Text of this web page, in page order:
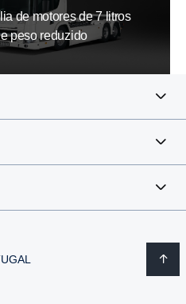
de motores de 7 litros
peso reduzido